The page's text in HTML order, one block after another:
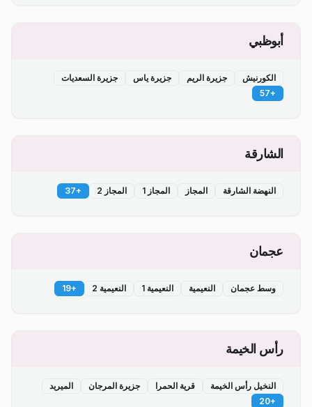
أبوظبي
الكورنيش جزيرة الريم جزيرة ياس
جزيرة السعديات
+
57
الشارقة
النهضة الشارقة المجاز المجاز 1 المجاز 2 +
37
عجمان
وسط عجمان النعيمية النعيمية 1 النعيمية 2 +
19
رأس الخيمة
النخيل رأس الخيمة قرية الحمرا جزيرة المرجان
الميريد
+
20